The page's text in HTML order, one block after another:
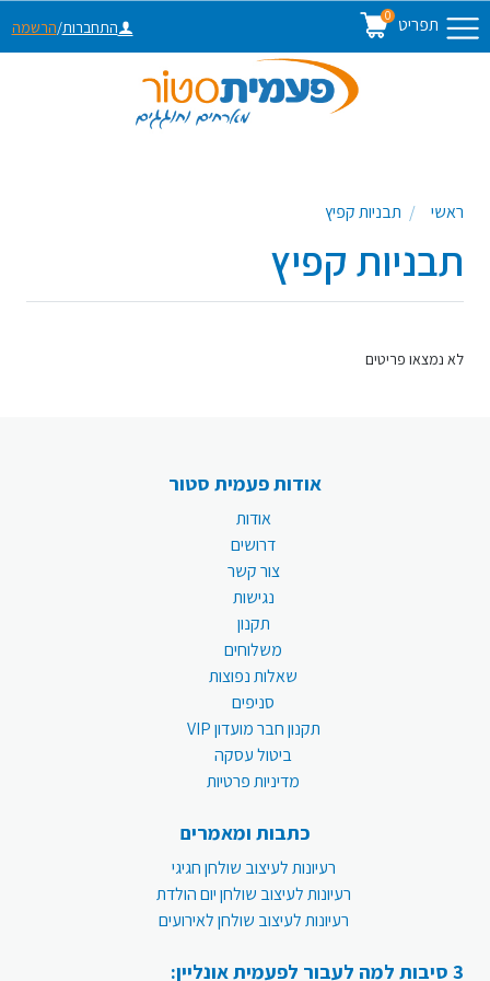
תפריט 0
התחברות/הרשמה
ראשי תבניות קפיץ
תבניות קפיץ
לא נמצאו פריטים
אודות פעמית סטור
אודות
דרושים
צור קשר
נגישות
תקנון
משלוחים
שאלות נפוצות
סניפים
תקנון חבר מועדון VIP
ביטול עסקה
מדיניות פרטיות
כתבות ומאמרים
רעיונות לעיצוב שולחן חגיגי
רעיונות לעיצוב שולחן יום הולדת
רעיונות לעיצוב שולחן לאירועים
3 סיבות למה לעבור לפעמית אונליין: